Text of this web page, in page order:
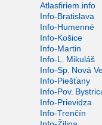
Atlasfiriem.info
Info-Bratislava
Info-Humenné
Info-Košice
Info-Martin
Info-L. Mikuláš
Info-Sp. Nová
Info-Piešťany
Info-Pov.
Info-Prievidza
Info-Trenčín